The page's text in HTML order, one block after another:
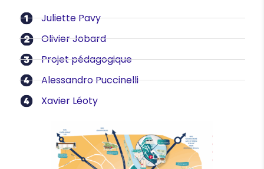
Juliette Pavy
Olivier Jobard
Projet pédagogique
Alessandro Puccinelli
Xavier Léoty